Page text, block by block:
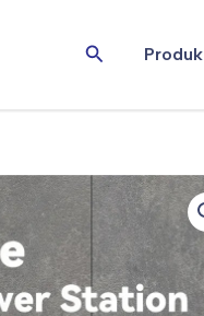
Cari Produk